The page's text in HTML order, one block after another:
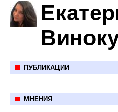
ПУБЛИКАЦИИ
МНЕНИЯ